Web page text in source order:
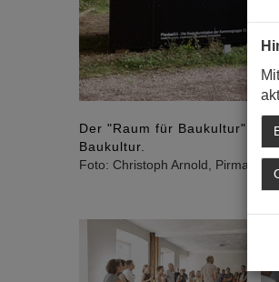
Der "Raum für Baukultur"
Baukultur.
Foto: Christoph Arnold, Pirmasens